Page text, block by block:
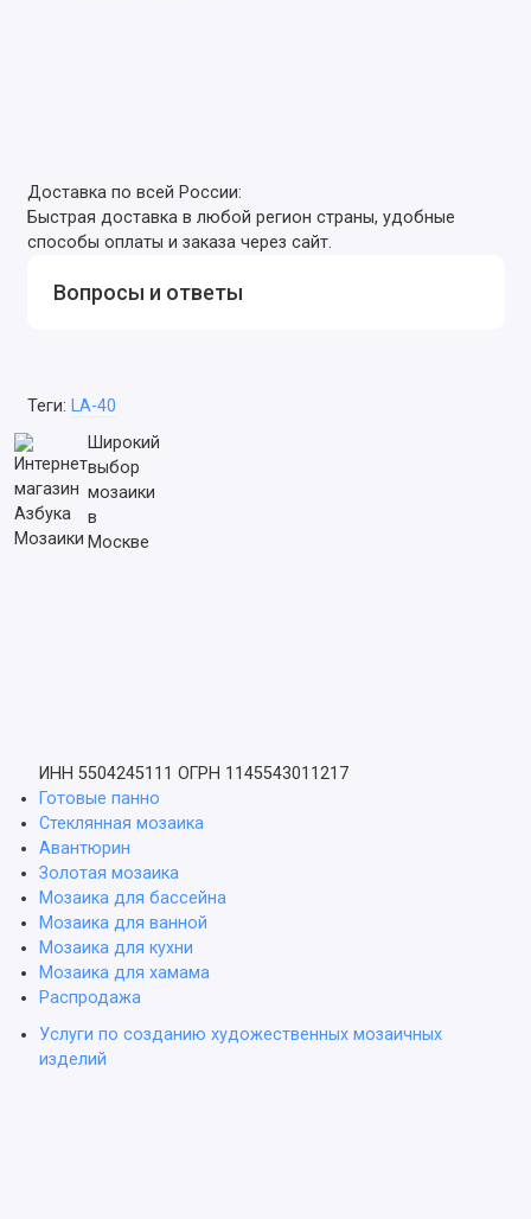
Доставка по всей России:
Быстрая доставка в любой регион страны, удобные
способы оплаты и заказа через сайт.
Вопросы и ответы
Теги: LA-40
Широкий
выбор
мозаики
в
Москве
ИНН 5504245111 ОГРН 1145543011217
Готовые панно
Стеклянная мозаика
Авантюрин
Золотая мозаика
Мозаика для бассейна
Мозаика для ванной
Мозаика для кухни
Мозаика для хамама
Распродажа
Услуги по созданию художественных мозаичных
изделий